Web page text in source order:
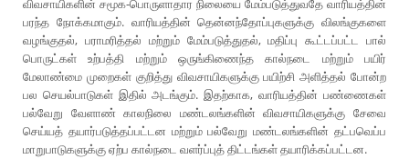
விவசாயிகளின் சமூக-பொருளாதார நிலையை மேம்படுத்துவதே வாரியத்தின்
பரந்த நோக்கமாகும். வாரியத்தின் தென்னந்தோப்புகளுக்கு விலங்குகளை
வழங்குதல், பராமரித்தல் மற்றும் மேம்படுத்துதல், மதிப்பு கூட்டப்பட்ட பால்
பொருட்கள் உற்பத்தி மற்றும் ஒருங்கிணைந்த கால்நடை மற்றும் பயிர்
மேலாண்மை முறைகள் குறித்து விவசாயிகளுக்கு பயிற்சி அளித்தல் போன்ற
பல செயல்பாடுகள் இதில் அடங்கும். இதற்காக, வாரியத்தின் பண்ணைகள்
பல்வேறு வேளாண் காலநிலை மண்டலங்களின் விவசாயிகளுக்கு சேவை
செய்யத் தயார்படுத்தப்பட்டன மற்றும் பல்வேறு மண்டலங்களின் தட்பவெப்ப
மாறுபாடுகளுக்கு ஏற்ப கால்நடை வளர்ப்புத் திட்டங்கள் தயாரிக்கப்பட்டன.